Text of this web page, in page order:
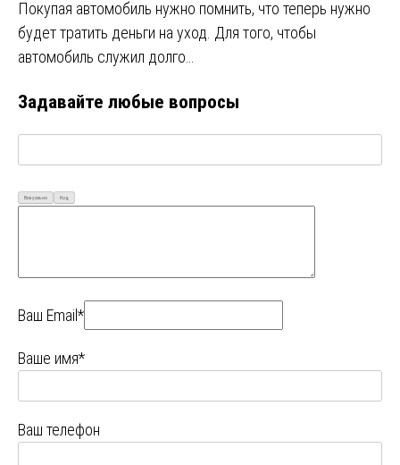
Покупая автомобиль нужно помнить, что теперь нужно
будет тратить деньги на уход. Для того, чтобы
автомобиль служил долго…
Задавайте любые вопросы
Визуально Код
Ваш Email*
Ваше имя*
Ваш телефон